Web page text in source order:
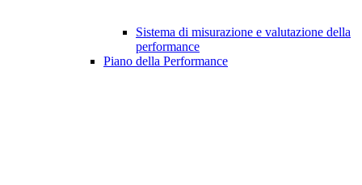
Sistema di misurazione e valutazione della
performance
Piano della Performance